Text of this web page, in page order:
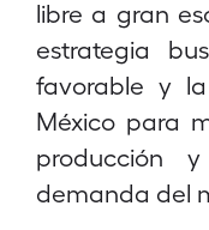
libre a gran
estrategia
favorable y
México para
producción
demanda del